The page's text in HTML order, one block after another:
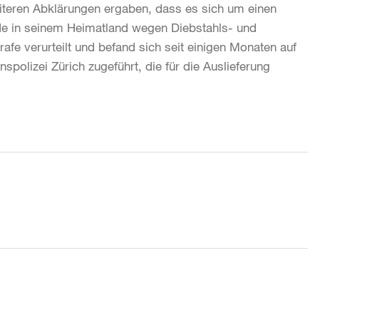
Abklärungen ergaben, dass es sich um einen
in seinem Heimatland wegen Diebstahls- und
verurteilt und befand sich seit einigen Monaten auf
Zürich zugeführt, die für die Auslieferung